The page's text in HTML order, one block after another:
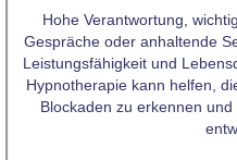
Hohe Verantwortung,
Gespräche oder anhaltende
Leistungsfähigkeit und
Hypnotherapie kann helfen,
Blockaden zu erkennen